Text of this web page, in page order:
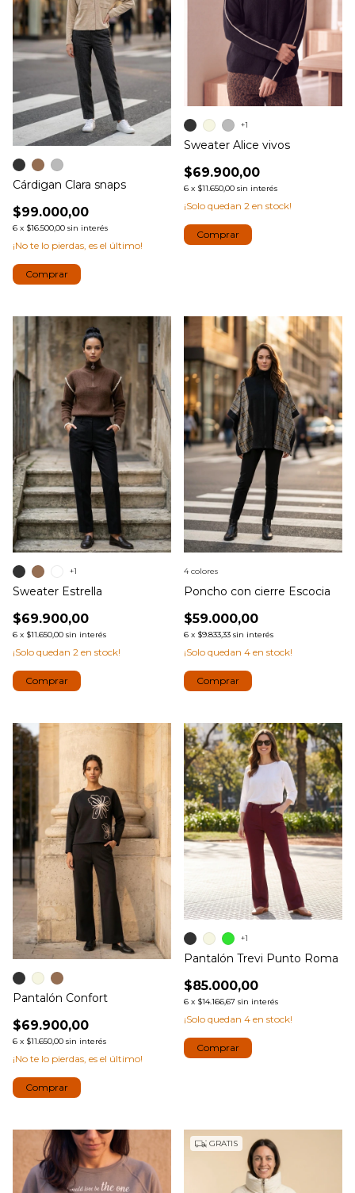
Cárdigan Clara snaps
$99.000,00
6 x $16.500,00 sin interés
¡No te lo pierdas, es el último!
Comprar
Sweater Alice vivos
$69.900,00
6 x $11.650,00 sin interés
¡Solo quedan 2 en stock!
+1
Comprar
Sweater Estrella
$69.900,00
6 x $11.650,00 sin interés
¡Solo quedan 2 en stock!
+1
Comprar
Poncho con cierre Escocia
$59.000,00
6 x $9.833,33 sin interés
¡Solo quedan 4 en stock!
4 colores
Comprar
Pantalón Confort
$69.900,00
6 x $11.650,00 sin interés
¡No te lo pierdas, es el último!
Comprar
Pantalón Trevi Punto Roma
$85.000,00
6 x $14.166,67 sin interés
¡Solo quedan 4 en stock!
+1
Comprar
GRATIS